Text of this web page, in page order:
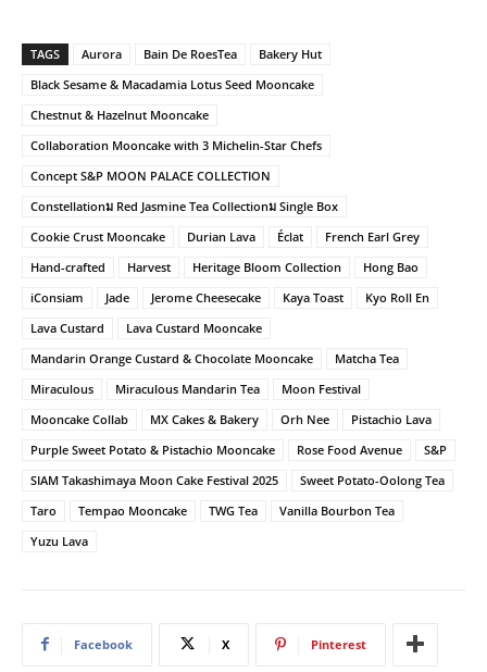
TAGS Aurora Bain De RoesTea
Bakery Hut
Black Sesame & Macadamia Lotus Seed Mooncake
Chestnut & Hazelnut Mooncake
Collaboration Mooncake with 3 Michelin-Star Chefs
Concept S&P MOON PALACE COLLECTION
Constellationม Red Jasmine Tea Collectionม Single Box
Cookie Crust Mooncake
Durian Lava Éclat
French Earl Grey
Hand-crafted
Harvest Heritage Bloom Collection
Hong Bao
iConsiam
Jade Jerome Cheesecake Kaya Toast
Kyo Roll En
Lava Custard
Lava Custard Mooncake
Mandarin Orange Custard & Chocolate Mooncake
Matcha Tea
Miraculous
Miraculous Mandarin Tea
Moon Festival
Mooncake Collab
MX Cakes & Bakery Orh Nee
Pistachio Lava
Purple Sweet Potato & Pistachio Mooncake
Rose Food Avenue
S&P
SIAM Takashimaya Moon Cake Festival 2025
Sweet Potato-Oolong Tea
Taro
Tempao Mooncake TWG Tea
Vanilla Bourbon Tea
Yuzu Lava
Facebook X Pinterest